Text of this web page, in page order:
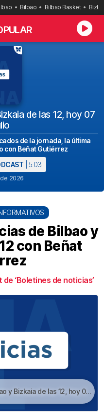
Bilbao Bilbao Basket
de las 12, hoy 07
de la jornada, la última
con Beñat Gutiérrez
| 5:03
2026
de Bilbao y
con Beñat
‘Boletines de noticias’
| Escucha las noticias de Bilbao y Bizkaia de las 12 con Beñat Gutiérrez